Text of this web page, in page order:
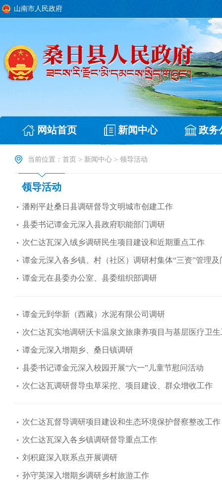
山南市人民政府
网站首页 新闻中心 政务
当前位置： 首页 > 新闻中心 > 领导活动
领导活动
潘刚平赴桑日县调研督导文明城市创建工作
县委书记谭金元深入县政府职能部门调研
次仁达瓦深入绒乡调研民生项目建设和近期重点工作
谭金元深入各乡镇、村（社区）调研村集体“三资”管理
谭金元在县委办公室、县委组织部调研
谭金元到华新（西藏）水泥有限公司调研
次仁达瓦实地调研沃卡温泉文旅康养项目与基层医疗卫
谭金元深入增期乡、桑日镇调研
县委书记谭金元深入校园开展“六一”儿童节慰问活动
次仁达瓦调研督导虫草采挖、项目建设、群众增收工作
次仁达瓦督导调研项目建设和生态环境保护督察整改工作
次仁达瓦深入各乡镇调研督导重点工作
刘积庭深入联系点开展调研
孙守英深入增期乡调研乡村旅游工作